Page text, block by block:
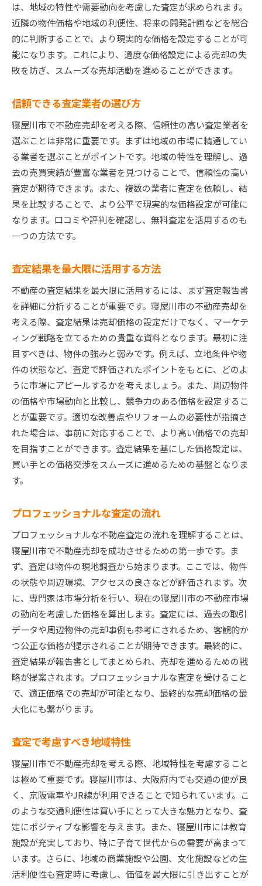
は、地域の特性や需要動向を考慮した査定が求められます。
近隣の物件価格や地域の利便性、将来の開発計画などを総合
的に判断することで、より現実的な価格を設定することが可
能になります。これにより、過度な価格設定による売却の失
敗を防ぎ、スムーズな売却活動を進めることができます。
信頼できる査定業者の選び方
寝屋川市で不動産売却を考える際、信頼性の高い査定業者を
選ぶことは非常に重要です。まずは地域の市場に精通してい
る業者を選ぶことがポイントです。地域の特性を理解し、過
去の売買実績が豊富な業者を見つけることで、信頼性の高い
査定が期待できます。また、複数の業者に査定を依頼し、結
果を比較することで、より公平で現実的な価格設定が可能に
なります。口コミや評判を確認し、無料査定を活用するのも
一つの方法です。
査定結果を最大限に活用する方法
不動産の査定結果を最大限に活用するには、まず査定報告書
を詳細に分析することが重要です。寝屋川市の不動産売却を
考える際、査定結果は売却価格の設定だけでなく、マーケテ
ィング戦略を立てるための貴重な資料となります。最初に注
目すべきは、物件の強みと弱みです。例えば、立地条件や物
件の状態など、査定で評価されたポイントをもとに、どのよ
うに市場にアピールするかを考えましょう。また、周辺物件
の価格や市場動向と比較し、競争力のある価格を設定するこ
とが重要です。適切な改善点やリフォームの必要性が指摘さ
れた場合は、事前に対応することで、より高い価格での売却
を目指すことができます。査定結果を基にした価格設定は、
買い手との価格交渉をスムーズに進めるための基盤となりま
す。
プロフェッショナルな査定の流れ
プロフェッショナルな不動産査定の流れを理解することは、
寝屋川市で不動産売却を成功させるための第一歩です。ま
ず、査定は物件の現地調査から始まります。ここでは、物件
の状態や周辺環境、アクセスの良さなどが評価されます。次
に、専門家は市場分析を行い、現在の寝屋川市の不動産市場
の動向を考慮した価格を算出します。査定には、過去の取引
データや周辺物件の売却事例も参考にされるため、客観的か
つ公正な価格が提示されることが期待できます。最終的に、
査定結果が報告書としてまとめられ、売却を進めるための戦
略が提案されます。プロフェッショナルな査定を受けること
で、適正価格での売却が可能となり、最終的な売却価格の最
大化にも繋がります。
査定で考慮すべき地域特性
寝屋川市で不動産売却を考える際、地域特性を考慮すること
は極めて重要です。寝屋川市は、大阪府内でも交通の便が良
く、京阪電車やJR線が利用できることで知られています。こ
のような交通利便性は買い手にとって大きな魅力となり、査
定にポジティブな影響を与えます。また、寝屋川市には教育
施設が充実しており、特に子育て世代からの需要が高まって
います。さらに、地域の商業施設や公園、文化施設などの生
活利便性も査定時に考慮し、価値を最大限に引き出すことが